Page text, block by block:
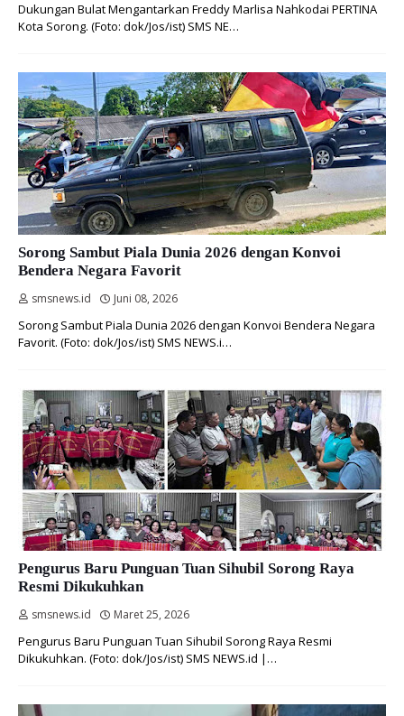
Dukungan Bulat Mengantarkan Freddy Marlisa Nahkodai PERTINA
Kota Sorong. (Foto: dok/Jos/ist) SMS NE…
Sorong Sambut Piala Dunia 2026 dengan Konvoi
Bendera Negara Favorit
smsnews.id Juni 08, 2026
Sorong Sambut Piala Dunia 2026 dengan Konvoi Bendera Negara
Favorit. (Foto: dok/Jos/ist) SMS NEWS.i…
Pengurus Baru Punguan Tuan Sihubil Sorong Raya
Resmi Dikukuhkan
smsnews.id Maret 25, 2026
Pengurus Baru Punguan Tuan Sihubil Sorong Raya Resmi
Dikukuhkan. (Foto: dok/Jos/ist) SMS NEWS.id |…